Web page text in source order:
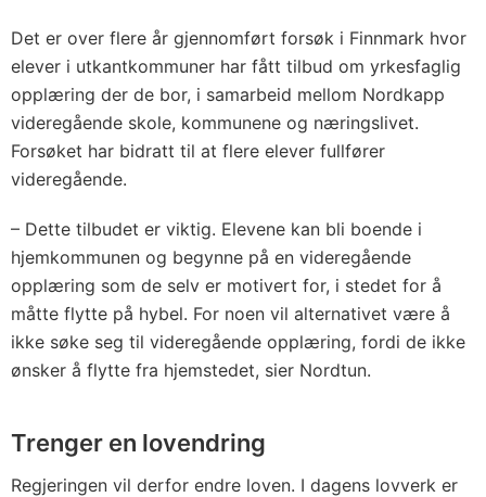
Det er over flere år gjennomført forsøk i Finnmark hvor
elever i utkantkommuner har fått tilbud om yrkesfaglig
opplæring der de bor, i samarbeid mellom Nordkapp
videregående skole, kommunene og næringslivet.
Forsøket har bidratt til at flere elever fullfører
videregående.
– Dette tilbudet er viktig. Elevene kan bli boende i
hjemkommunen og begynne på en videregående
opplæring som de selv er motivert for, i stedet for å
måtte flytte på hybel. For noen vil alternativet være å
ikke søke seg til videregående opplæring, fordi de ikke
ønsker å flytte fra hjemstedet, sier Nordtun.
Trenger en lovendring
Regjeringen vil derfor endre loven. I dagens lovverk er